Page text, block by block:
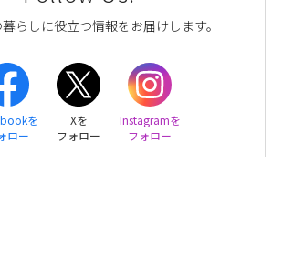
らしに役立つ情報をお届けします。
を
ロー
Xを
フォロー
Instagramを
フォロー